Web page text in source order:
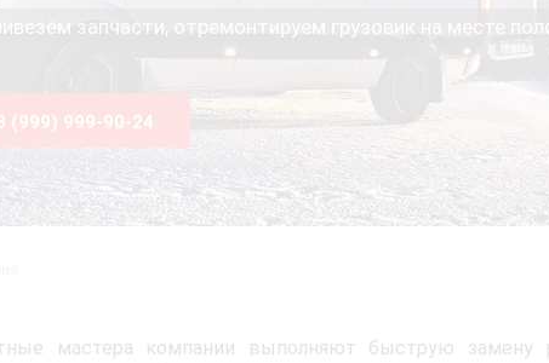
запчасти, отремонтируем грузовик на месте
(999) 999-90-24
мастера компании выполняют быструю замену